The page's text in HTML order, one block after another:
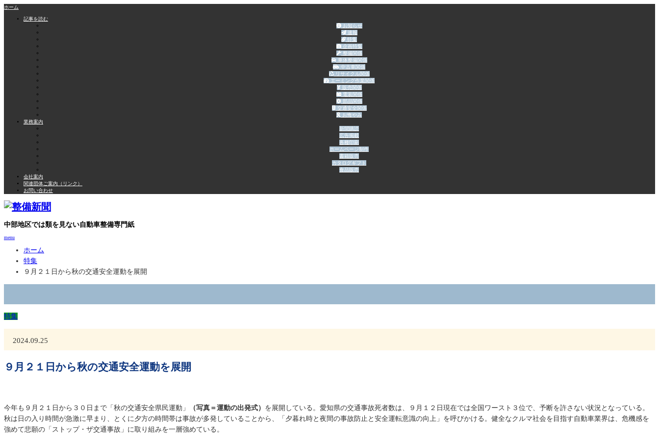
ホーム
記事を読む
お知らせ
速報
特集
企画特集
整備関係
車体整備関係
中古車関係
リサイクル関係
エーミング作業関係
販売関係
電装関係
部品関係
交通安全関係
お悔やみ
業務案内
新聞購読
広告掲載
各種印刷
ホームページ制作
書籍販売
カタログギフト
食品販売
会社案内
関連団体ご案内（リンク）
お問い合わせ
中部地区では類を見ない自動車整備専門紙
menu
ホーム
特集
９月２１日から秋の交通安全運動を展開
特集
2024.09.25
９月２１日から秋の交通安全運動を展開
今年も９月２１日から３０日まで「秋の交通安全県民運動」 （写真＝運動の出発式） を展開している。愛知県の交通事故死者数は、９月１２日現在では全国ワースト３位で、予断を許さない状況となっている。
秋は日の入り時間が急激に早まり、とくに夕方の時間帯は事故が多発していることから、「夕暮れ時と夜間の事故防止と安全運転意識の向上」を呼びかける。健全なクルマ社会を目指す自動車業界は、危機感を
強めて悲願の「ストップ・ザ交通事故」に取り組みを一層強めている。